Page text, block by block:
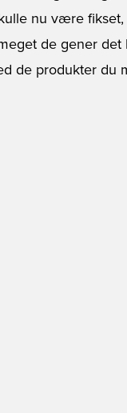
nu være
de gener
de produkter du